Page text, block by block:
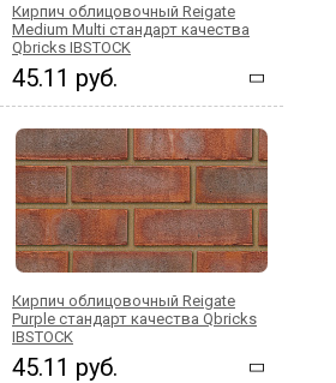
Кирпич облицовочный Reigate
Medium Multi стандарт качества
Qbricks IBSTOCK
45.11 руб.
Кирпич облицовочный Reigate
Purple стандарт качества Qbricks
IBSTOCK
45.11 руб.